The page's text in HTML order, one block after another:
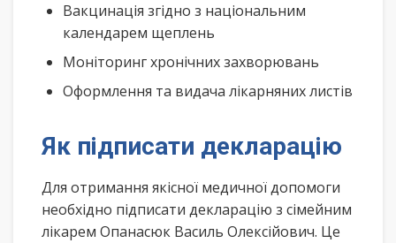
Вакцинація згідно з національним
календарем щеплень
Моніторинг хронічних захворювань
Оформлення та видача лікарняних листів
Як підписати декларацію
Для отримання якісної медичної допомоги
необхідно підписати декларацію з сімейним
лікарем Опанасюк Василь Олексійович. Це